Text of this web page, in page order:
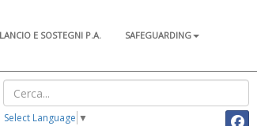
E SOSTEGNI P.A.
SAFEGUARDING
Select Language ▼